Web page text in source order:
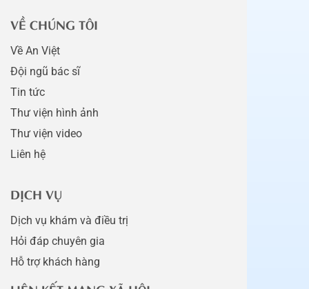
VỀ CHÚNG TÔI
Về An Việt
Đội ngũ bác sĩ
Tin tức
Thư viện hình ảnh
Thư viện video
Liên hệ
DỊCH VỤ
Dịch vụ khám và điều trị
Hỏi đáp chuyên gia
Hỗ trợ khách hàng